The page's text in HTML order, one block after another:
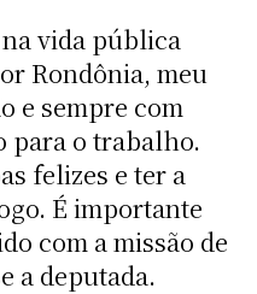
vida pública
Rondônia, meu
e sempre com
para o trabalho.
felizes e ter a
É importante
com a missão de
a deputada.